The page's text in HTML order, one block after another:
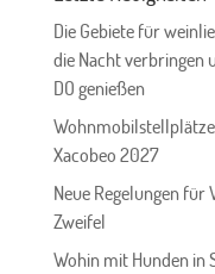
Die Gebiete für
die Nacht verbringen
DO genießen
Xacobeo 2027
Neue Regelungen
Zweifel
Wohin mit Hunden in